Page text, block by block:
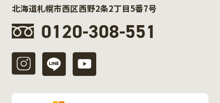
北海道札幌市西区西野2条2丁目5番7号
0120-308-551